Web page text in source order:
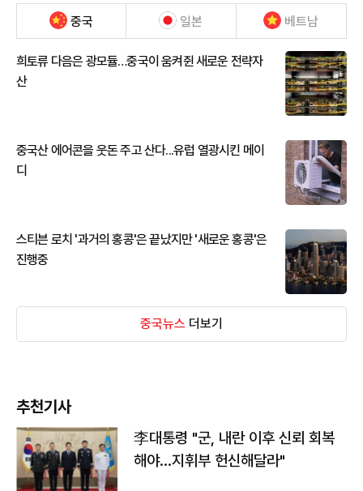
중국 일본 베트남
희토류 다음은 광모듈…중국이 움켜쥔 새로운 전략자
산
중국산 에어콘을 웃돈 주고 산다...유럽 열광시킨 메이
디
스티븐 로치 '과거의 홍콩'은 끝났지만 '새로운 홍콩'은
진행중
중국뉴스 더보기
추천기사
李대통령 "군, 내란 이후 신뢰 회복
해야…지휘부 헌신해달라"